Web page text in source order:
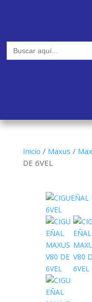
Buscar:
Inicio / Maxus /
DE 6VEL